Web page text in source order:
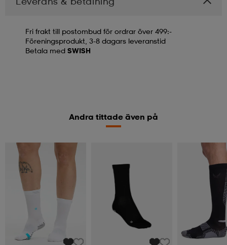
Fri frakt till postombud för ordrar över 499:-
Föreningsprodukt, 3-8 dagars leveranstid
Betala med SWISH
Andra tittade även på